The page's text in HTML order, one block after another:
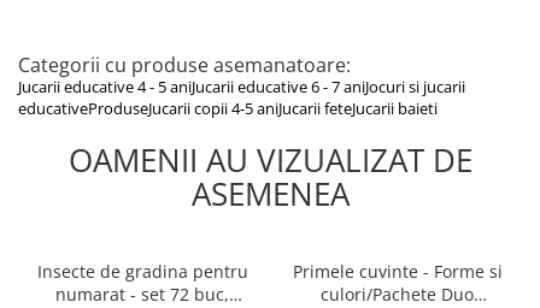
Categorii cu produse asemanatoare:
Jucarii educative 4 - 5 aniJucarii educative 6 - 7 aniJocuri si jucarii
educativeProduseJucarii copii 4-5 aniJucarii feteJucarii baieti
OAMENII AU VIZUALIZAT DE
ASEMENEA
Insecte de gradina pentru
numarat - set 72 buc,
Primele cuvinte - Forme si
culori/Pachete Duo